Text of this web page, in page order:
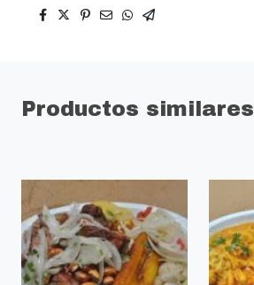
Productos similares